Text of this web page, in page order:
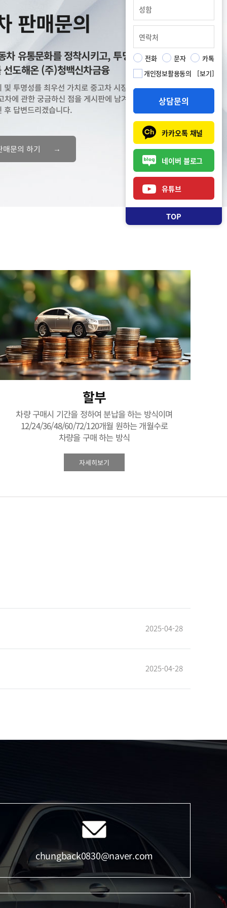
판매문의
차 유통문화를 정착시키고, 투명한 중고차
선도해온 (주)청백신차금융
및 투명성를 최우선 가치로 중고차 시장의 변화를 주도해
차에 관한 궁금하신 점을 게시판에 남겨 주시면 담당
후 답변드리겠습니다.
매문의 하기 →
할부
차량 구매시 기간을 정하여 분납을 하는 방식이며
12/24/36/48/60/72/120개월 원하는 개월수로
차량을 구매 하는 방식
자세히보기
2025-04-28
2025-04-28
chungback0830@naver.com
전화 문자
카톡
개인정보활용동의
[보기]
상담문의
카카오톡 채널
네이버 블로그
유튜브
TOP